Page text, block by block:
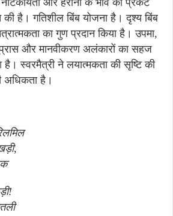
और हैरानी के भाव को प्रकट
है। गतिशील बिंब योजना है। दृश्य बिंब
का गुण प्रदान किया है। उपमा,
और मानवीकरण अलंकारों का सहज
है। स्वरमैत्री ने लयात्मकता की सृष्टि की
अधिकता है।